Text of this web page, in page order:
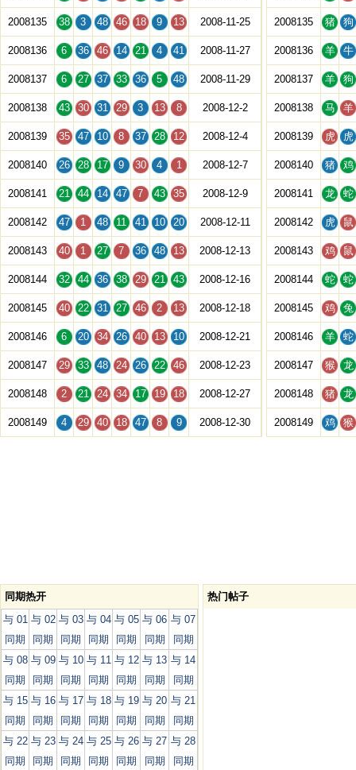
2008135 38 3 48 46 18 9 13 2008-11-25
2008136 6 36 46 14 21 4 41 2008-11-27
2008137 6 27 37 33 36 5 48 2008-11-29
2008138 43 30 31 29 3 13 8 2008-12-2
2008139 35 47 10 8 37 28 12 2008-12-4
2008140 26 28 17 9 30 4 1 2008-12-7
2008141 21 44 14 47 7 43 35 2008-12-9
2008142 47 1 48 11 41 10 20 2008-12-11
2008143 40 1 27 7 36 48 13 2008-12-13
2008144 32 44 36 38 29 21 43 2008-12-16
2008145 40 22 31 27 46 2 13 2008-12-18
2008146 6 20 34 26 40 13 10 2008-12-21
2008147 29 33 48 24 26 22 46 2008-12-23
2008148 2 21 24 34 17 19 18 2008-12-27
2008149 4 29 40 18 47 8 9 2008-12-30
2008135 猪 狗
2008136 羊 牛
2008137 羊 狗
2008138 马 羊
2008139 虎 虎
2008140 猪 鸡
2008141 龙 蛇
2008142 虎 鼠
2008143 鸡 鼠
2008144 蛇 蛇
2008145 鸡 兔
2008146 羊 蛇
2008147 猴 龙
2008148 猪 龙
2008149 鸡 猴
同期热开
与 01
同期
与 02
同期
与 03
同期
与 04
同期
与 05
同期
与 06
同期
与 07
同期
与 08
同期
与 09
同期
与 10
同期
与 11
同期
与 12
同期
与 13
同期
与 14
同期
与 15
同期
与 16
同期
与 17
同期
与 18
同期
与 19
同期
与 20
同期
与 21
同期
与 22
同期
与 23
同期
与 24
同期
与 25
同期
与 26
同期
与 27
同期
与 28
同期
热门帖子